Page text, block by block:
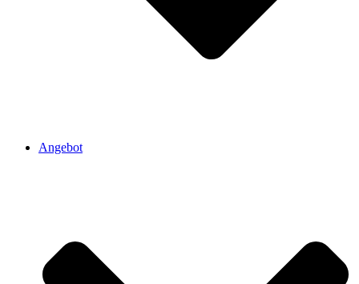
Angebot